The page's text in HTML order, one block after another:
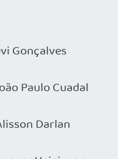
Gonçalves
Paulo Cuadal
Darlan